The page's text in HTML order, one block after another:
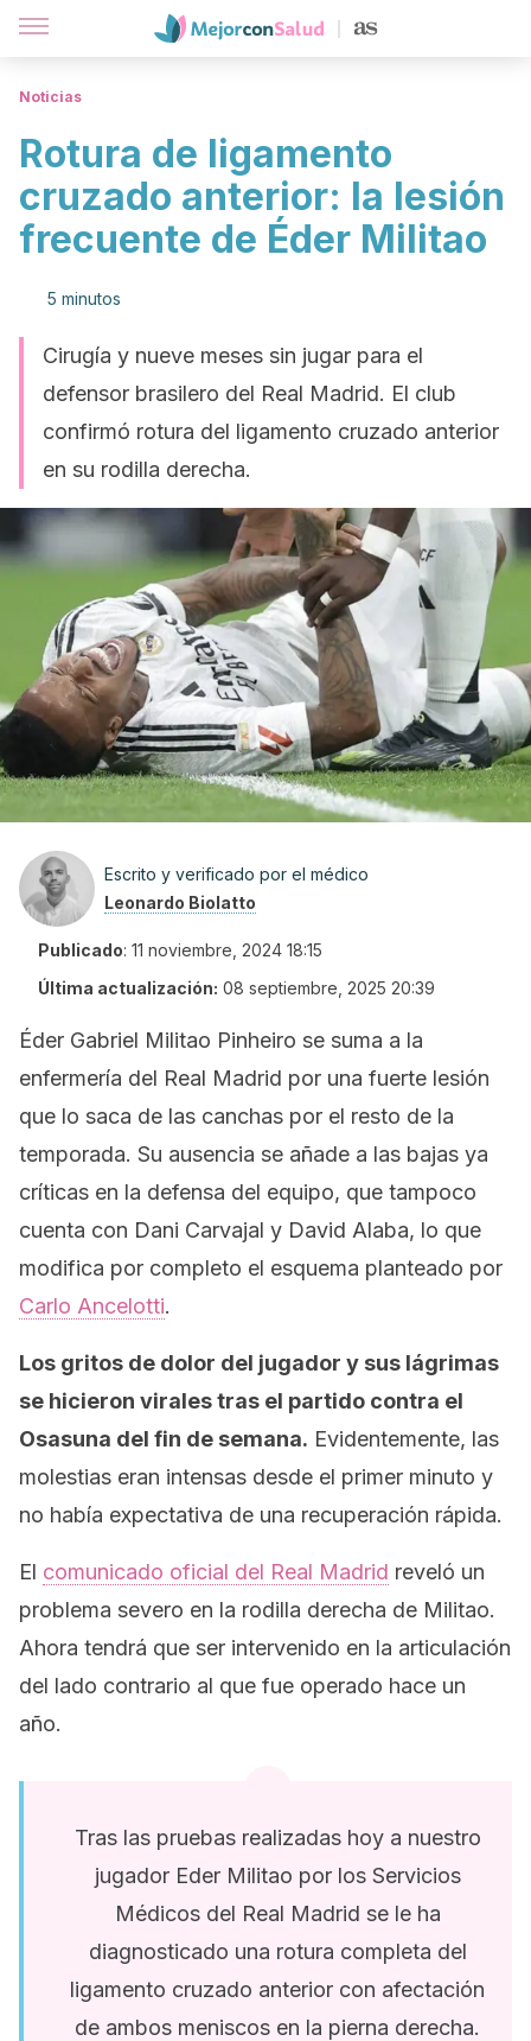
Noticias
Rotura de ligamento
cruzado anterior: la lesión
frecuente de Éder Militao
5 minutos
Cirugía y nueve meses sin jugar para el
defensor brasilero del Real Madrid. El club
confirmó rotura del ligamento cruzado anterior
en su rodilla derecha.
Escrito y verificado por el médico
Leonardo Biolatto
Publicado: 11 noviembre, 2024 18:15
Última actualización: 08 septiembre, 2025 20:39
Éder Gabriel Militao Pinheiro se suma a la
enfermería del Real Madrid por una fuerte lesión
que lo saca de las canchas por el resto de la
temporada. Su ausencia se añade a las bajas ya
críticas en la defensa del equipo, que tampoco
cuenta con Dani Carvajal y David Alaba, lo que
modifica por completo el esquema planteado por
Carlo Ancelotti.
Los gritos de dolor del jugador y sus lágrimas
se hicieron virales tras el partido contra el
Osasuna del fin de semana. Evidentemente, las
molestias eran intensas desde el primer minuto y
no había expectativa de una recuperación rápida.
El comunicado oficial del Real Madrid reveló un
problema severo en la rodilla derecha de Militao.
Ahora tendrá que ser intervenido en la articulación
del lado contrario al que fue operado hace un
año.
Tras las pruebas realizadas hoy a nuestro
jugador Eder Militao por los Servicios
Médicos del Real Madrid se le ha
diagnosticado una rotura completa del
ligamento cruzado anterior con afectación
de ambos meniscos en la pierna derecha.